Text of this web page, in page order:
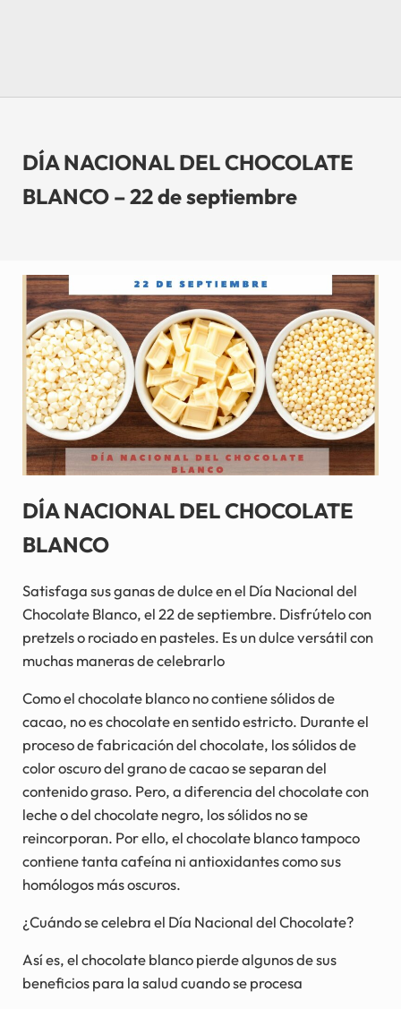
DÍA NACIONAL DEL CHOCOLATE
BLANCO – 22 de septiembre
DÍA NACIONAL DEL CHOCOLATE
BLANCO
Satisfaga sus ganas de dulce en el Día Nacional del
Chocolate Blanco, el 22 de septiembre. Disfrútelo con
pretzels o rociado en pasteles. Es un dulce versátil con
muchas maneras de celebrarlo
Como el chocolate blanco no contiene sólidos de
cacao, no es chocolate en sentido estricto. Durante el
proceso de fabricación del chocolate, los sólidos de
color oscuro del grano de cacao se separan del
contenido graso. Pero, a diferencia del chocolate con
leche o del chocolate negro, los sólidos no se
reincorporan. Por ello, el chocolate blanco tampoco
contiene tanta cafeína ni antioxidantes como sus
homólogos más oscuros.
¿Cuándo se celebra el Día Nacional del Chocolate?
Así es, el chocolate blanco pierde algunos de sus
beneficios para la salud cuando se procesa